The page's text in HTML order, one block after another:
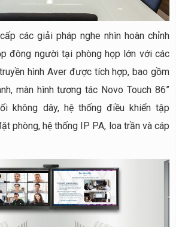
các giải pháp nghe nhìn hoàn chỉnh
đông người tại phòng họp lớn với các
hình Aver được tích hợp, bao gồm
màn hình tương tác Novo Touch 86”
không dây, hệ thống điều khiển tập
phòng, hệ thống IP PA, loa trần và cáp